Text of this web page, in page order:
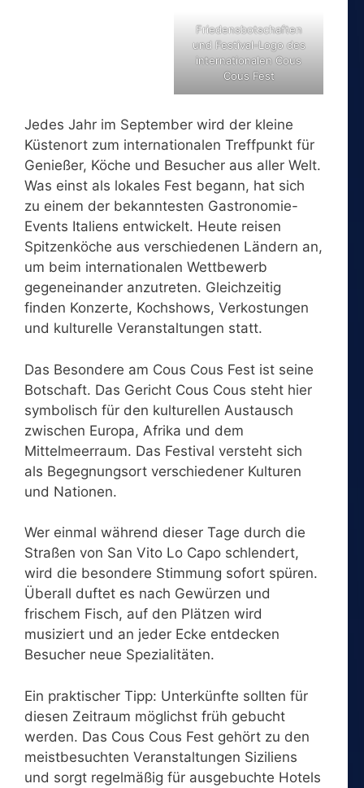
Friedensbotschaften
und Festival-Logo des
internationalen Cous
Cous Fest
Jedes Jahr im September wird der kleine
Küstenort zum internationalen Treffpunkt für
Genießer, Köche und Besucher aus aller Welt.
Was einst als lokales Fest begann, hat sich
zu einem der bekanntesten Gastronomie-
Events Italiens entwickelt. Heute reisen
Spitzenköche aus verschiedenen Ländern an,
um beim internationalen Wettbewerb
gegeneinander anzutreten. Gleichzeitig
finden Konzerte, Kochshows, Verkostungen
und kulturelle Veranstaltungen statt.
Das Besondere am Cous Cous Fest ist seine
Botschaft. Das Gericht Cous Cous steht hier
symbolisch für den kulturellen Austausch
zwischen Europa, Afrika und dem
Mittelmeerraum. Das Festival versteht sich
als Begegnungsort verschiedener Kulturen
und Nationen.
Wer einmal während dieser Tage durch die
Straßen von San Vito Lo Capo schlendert,
wird die besondere Stimmung sofort spüren.
Überall duftet es nach Gewürzen und
frischem Fisch, auf den Plätzen wird
musiziert und an jeder Ecke entdecken
Besucher neue Spezialitäten.
Ein praktischer Tipp: Unterkünfte sollten für
diesen Zeitraum möglichst früh gebucht
werden. Das Cous Cous Fest gehört zu den
meistbesuchten Veranstaltungen Siziliens
und sorgt regelmäßig für ausgebuchte Hotels